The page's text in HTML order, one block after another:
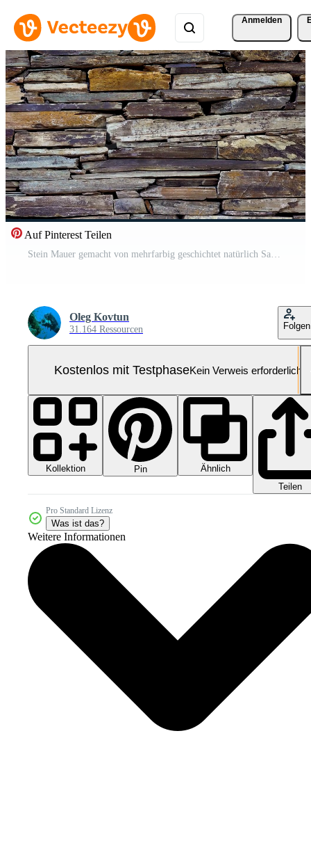
Anmelden
Auf Pinterest Teilen
Stein Mauer gemacht von mehrfarbig geschichtet natürlich Sandstein Pro Video
Oleg Kovtun
31.164 Ressourcen Folgen
Kostenlos mit TestphaseKein Verweis erforderlich
Kollektion Pin
Ähnlich
Teilen
Pro Standard Lizenz
Was ist das?
Weitere Informationen